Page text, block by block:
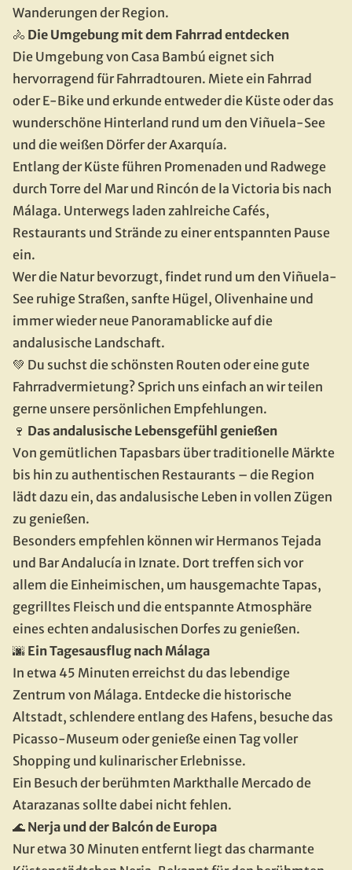
Wanderungen der Region.
🚴 Die Umgebung mit dem Fahrrad entdecken
Die Umgebung von Casa Bambú eignet sich
hervorragend für Fahrradtouren. Miete ein Fahrrad
oder E-Bike und erkunde entweder die Küste oder das
wunderschöne Hinterland rund um den Viñuela-See
und die weißen Dörfer der Axarquía.
Entlang der Küste führen Promenaden und Radwege
durch Torre del Mar und Rincón de la Victoria bis nach
Málaga. Unterwegs laden zahlreiche Cafés,
Restaurants und Strände zu einer entspannten Pause
ein.
Wer die Natur bevorzugt, findet rund um den Viñuela-
See ruhige Straßen, sanfte Hügel, Olivenhaine und
immer wieder neue Panoramablicke auf die
andalusische Landschaft.
💚 Du suchst die schönsten Routen oder eine gute
Fahrradvermietung? Sprich uns einfach an wir teilen
gerne unsere persönlichen Empfehlungen.
🍷 Das andalusische Lebensgefühl genießen
Von gemütlichen Tapasbars über traditionelle Märkte
bis hin zu authentischen Restaurants – die Region
lädt dazu ein, das andalusische Leben in vollen Zügen
zu genießen.
Besonders empfehlen können wir Hermanos Tejada
und Bar Andalucía in Iznate. Dort treffen sich vor
allem die Einheimischen, um hausgemachte Tapas,
gegrilltes Fleisch und die entspannte Atmosphäre
eines echten andalusischen Dorfes zu genießen.
🌆 Ein Tagesausflug nach Málaga
In etwa 45 Minuten erreichst du das lebendige
Zentrum von Málaga. Entdecke die historische
Altstadt, schlendere entlang des Hafens, besuche das
Picasso-Museum oder genieße einen Tag voller
Shopping und kulinarischer Erlebnisse.
Ein Besuch der berühmten Markthalle Mercado de
Atarazanas sollte dabei nicht fehlen.
🌊 Nerja und der Balcón de Europa
Nur etwa 30 Minuten entfernt liegt das charmante